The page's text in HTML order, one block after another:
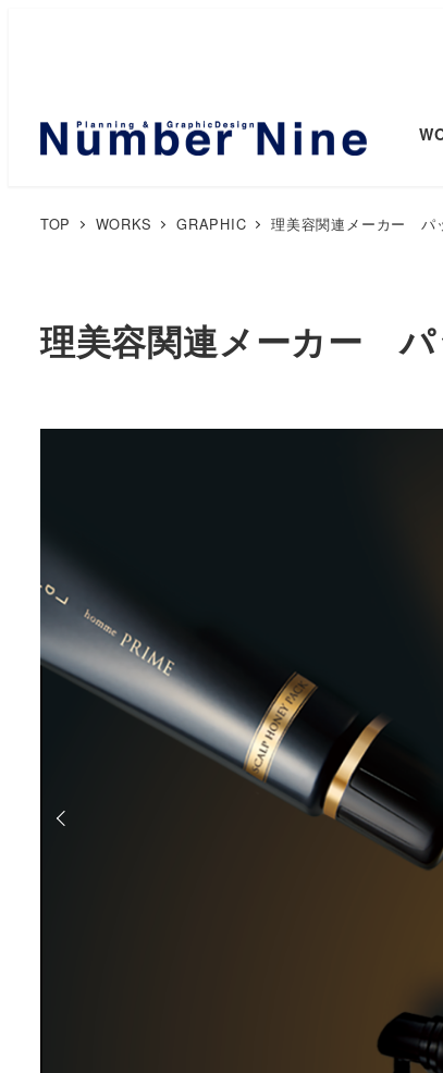
TOP WORKS GRAPHIC 理美容関連メーカー パ
理美容関連メーカー パ